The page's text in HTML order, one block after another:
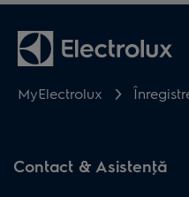
MyElectrolux
Contact & Asistenţă